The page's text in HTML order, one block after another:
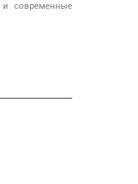
современные